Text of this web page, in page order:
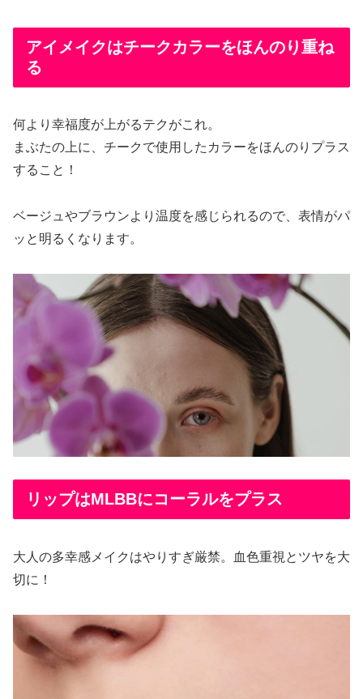
アイメイクはチークカラーをほんのり重ね
る
何より幸福度が上がるテクがこれ。
まぶたの上に、チークで使用したカラーをほんのりプラス
すること！
ベージュやブラウンより温度を感じられるので、表情がパ
ッと明るくなります。
リップはMLBBにコーラルをプラス
大人の多幸感メイクはやりすぎ厳禁。血色重視とツヤを大
切に！